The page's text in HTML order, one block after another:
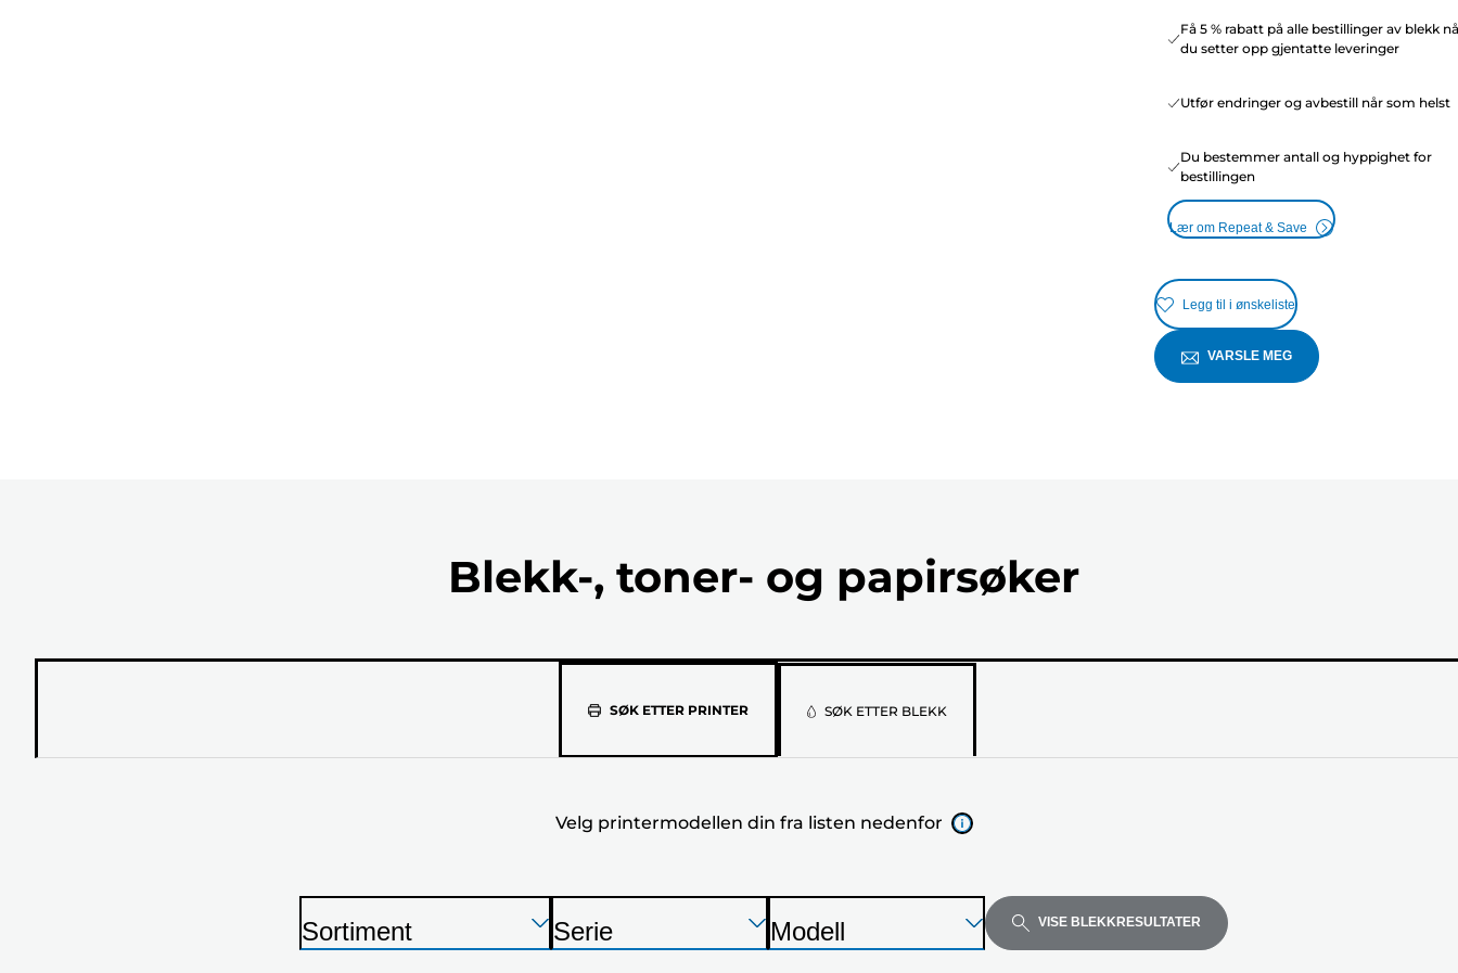
Få 5 % rabatt på alle bestillinger av blekk
du setter opp gjentatte leveringer
Utfør endringer og avbestill når som helst
Du bestemmer antall og hyppighet for
bestillingen
Lær om Repeat & Save
Legg til i ønskeliste
VARSLE MEG
Blekk-, toner- og papirsøker
SØK ETTER PRINTER
Velg
printermodellen
listen
nedenfor
SØK ETTER BLEKK
Velg printermodellen din fra listen nedenfor
Trykk
Enter
S
Sortiment
Trykk
Enter
S
Serie
Trykk
Enter
S
Modell VISE BLEKKRESULTATER